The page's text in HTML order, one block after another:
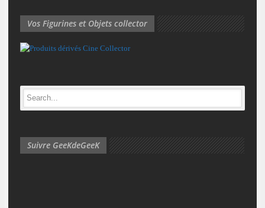
Vos Figurines et Objets collector
Suivre GeeKdeGeeK